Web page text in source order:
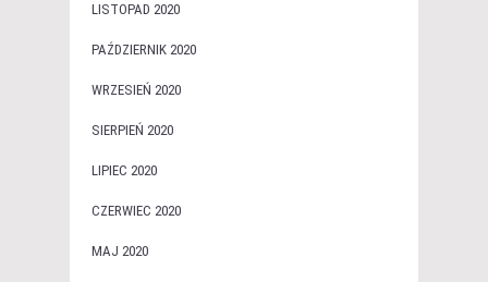
LISTOPAD 2020
PAŹDZIERNIK 2020
WRZESIEŃ 2020
SIERPIEŃ 2020
LIPIEC 2020
CZERWIEC 2020
MAJ 2020